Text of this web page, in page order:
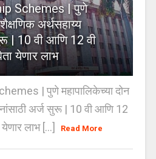
Schemes | पुणे
अर्थसहाय्य
| 10 वी आणि 12 वी
घेता येणार लाभ
| पुणे महापालिकेच्या दोन
अर्ज सुरू | 10 वी आणि 12
येणार लाभ [...]
Read More